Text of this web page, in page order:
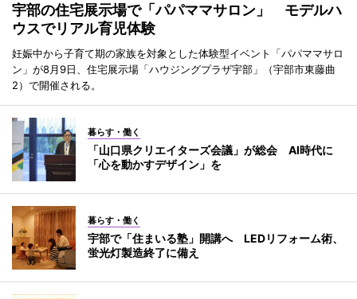
宇部の住宅展示場で「パパママサロン」 モデルハ
ウスでリアル育児体験
妊娠中から子育て期の家族を対象とした体験型イベント「パパママサロ
ン」が8月9日、住宅展示場「ハウジングプラザ宇部」（宇部市東藤曲
2）で開催される。
暮らす・働く
「山口県クリエイターズ会議」が総会 AI時代に
「心を動かすデザイン」を
暮らす・働く
宇部で「住まいる塾」開講へ LEDリフォーム術、
蛍光灯製造終了に備え